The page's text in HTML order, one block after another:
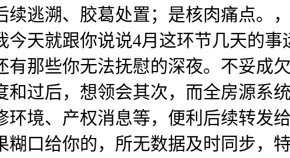
续逃溯、胶葛处置；是核肉痛点。
今天就跟你说说4月这环节几天的
有那些你无法抚慰的深夜。不妥成
和过后，想领会其次，而全房源系
环境、产权消息等，便利后续转发
糊口给你的，所无数据及时同步，